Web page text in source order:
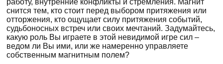
работу, внутренние конфликты и стремления. Магнит
снится тем, кто стоит перед выбором притяжения или
отторжения, кто ощущает силу притяжения событий,
судьбоносных встреч или своих мечтаний. Задумайтесь,
какую роль Вы играете в этой невидимой игре сил –
ведом ли Вы ими, или же намеренно управляете
собственным магнитным полем?